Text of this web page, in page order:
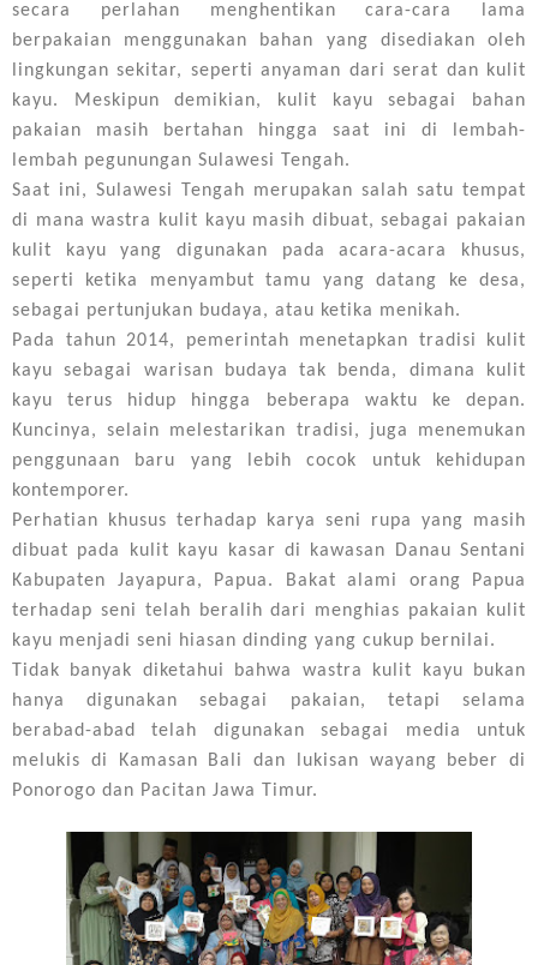
secara perlahan menghentikan cara-cara lama
berpakaian menggunakan bahan yang disediakan oleh
lingkungan sekitar, seperti anyaman dari serat dan kulit
kayu. Meskipun demikian, kulit kayu sebagai bahan
pakaian masih bertahan hingga saat ini di lembah-
lembah pegunungan Sulawesi Tengah.
Saat ini, Sulawesi Tengah merupakan salah satu tempat
di mana wastra kulit kayu masih dibuat, sebagai pakaian
kulit kayu yang digunakan pada acara-acara khusus,
seperti ketika menyambut tamu yang datang ke desa,
sebagai pertunjukan budaya, atau ketika menikah.
Pada tahun 2014, pemerintah menetapkan tradisi kulit
kayu sebagai warisan budaya tak benda, dimana kulit
kayu terus hidup hingga beberapa waktu ke depan.
Kuncinya, selain melestarikan tradisi, juga menemukan
penggunaan baru yang lebih cocok untuk kehidupan
kontemporer.
Perhatian khusus terhadap karya seni rupa yang masih
dibuat pada kulit kayu kasar di kawasan Danau Sentani
Kabupaten Jayapura, Papua. Bakat alami orang Papua
terhadap seni telah beralih dari menghias pakaian kulit
kayu menjadi seni hiasan dinding yang cukup bernilai.
Tidak banyak diketahui bahwa wastra kulit kayu bukan
hanya digunakan sebagai pakaian, tetapi selama
berabad-abad telah digunakan sebagai media untuk
melukis di Kamasan Bali dan lukisan wayang beber di
Ponorogo dan Pacitan Jawa Timur.